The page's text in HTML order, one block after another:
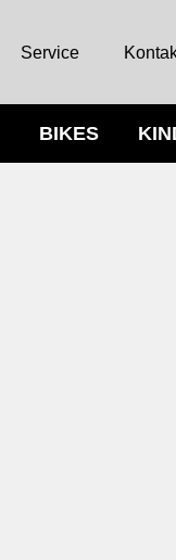
Service
BIKES